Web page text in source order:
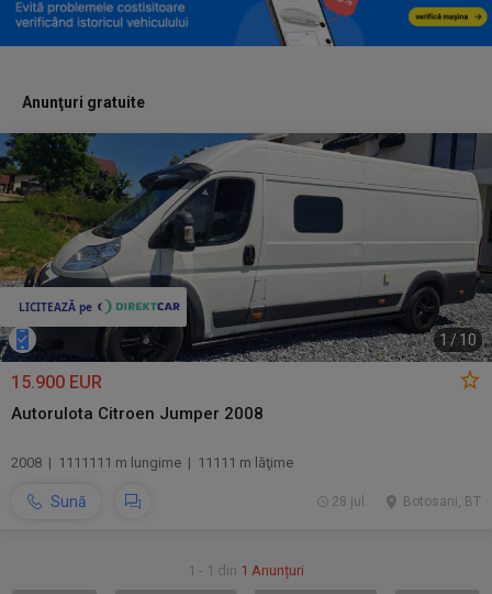
Anunţuri gratuite
1 / 10
15.900 EUR
Autorulota Citroen Jumper 2008
2008 | 1111111 m lungime | 11111 m lăţime
Sună Botosani, BT
28 jul.
1 - 1 din 1 Anunțuri